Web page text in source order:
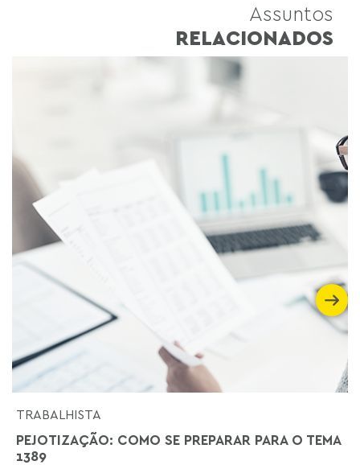
Assuntos
RELACIONADOS
TRABALHISTA
PEJOTIZAÇÃO: COMO SE PREPARAR PARA O TEMA
1389